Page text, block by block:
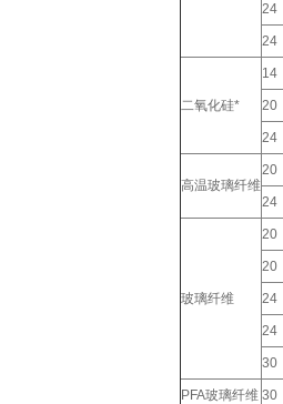
24
24
二氧化硅*
14
20
24
高温玻璃纤维
20
24
玻璃纤维
20
20
24
24
30
PFA玻璃纤维 30